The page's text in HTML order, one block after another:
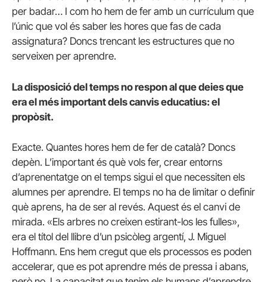
per badar… I com ho hem de fer amb un currículum que
l’únic que vol és saber les hores que fas de cada
assignatura? Doncs trencant les estructures que no
serveixen per aprendre.
La disposició del temps no respon al que deies que
era el més important dels canvis educatius: el
propòsit.
Exacte. Quantes hores hem de fer de català? Doncs
depèn. L’important és què vols fer, crear entorns
d’aprenentatge on el temps sigui el que necessiten els
alumnes per aprendre. El temps no ha de limitar o definir
què aprens, ha de ser al revés. Aquest és el canvi de
mirada. «Els arbres no creixen estirant-los les fulles»,
era el títol del llibre d’un psicòleg argentí, J. Miguel
Hoffmann. Ens hem cregut que els processos es poden
accelerar, que es pot aprendre més de pressa i abans,